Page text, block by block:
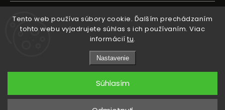
Tento web používa súbory cookie. Ďalším prechádzaním
tohto webu vyjadrujete súhlas s ich používaním. Viac
informácií tu.
Nastavenie
Súhlasím
Copyright 2026Kitchen Point. Všetky práva vyhradené.